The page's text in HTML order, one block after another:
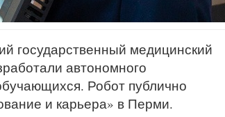
государственный медицинский
автономного
Робот публично
и карьера» в Перми.